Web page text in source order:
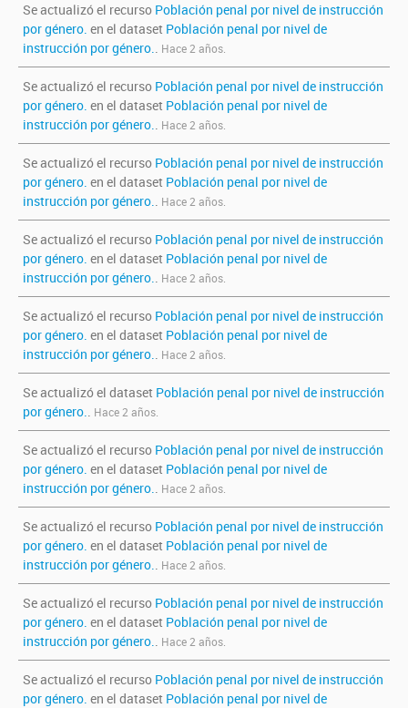
Se actualizó el recurso Población penal por nivel de instrucción
por género. en el dataset Población penal por nivel de
instrucción por género.. Hace 2 años.
Se actualizó el recurso Población penal por nivel de instrucción
por género. en el dataset Población penal por nivel de
instrucción por género.. Hace 2 años.
Se actualizó el recurso Población penal por nivel de instrucción
por género. en el dataset Población penal por nivel de
instrucción por género.. Hace 2 años.
Se actualizó el recurso Población penal por nivel de instrucción
por género. en el dataset Población penal por nivel de
instrucción por género.. Hace 2 años.
Se actualizó el recurso Población penal por nivel de instrucción
por género. en el dataset Población penal por nivel de
instrucción por género.. Hace 2 años.
Se actualizó el dataset Población penal por nivel de instrucción
por género.. Hace 2 años.
Se actualizó el recurso Población penal por nivel de instrucción
por género. en el dataset Población penal por nivel de
instrucción por género.. Hace 2 años.
Se actualizó el recurso Población penal por nivel de instrucción
por género. en el dataset Población penal por nivel de
instrucción por género.. Hace 2 años.
Se actualizó el recurso Población penal por nivel de instrucción
por género. en el dataset Población penal por nivel de
instrucción por género.. Hace 2 años.
Se actualizó el recurso Población penal por nivel de instrucción
por género. en el dataset Población penal por nivel de